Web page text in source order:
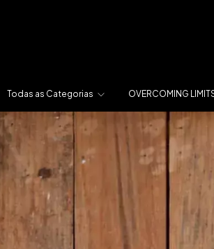
Todas as Categorias OVERCOMING